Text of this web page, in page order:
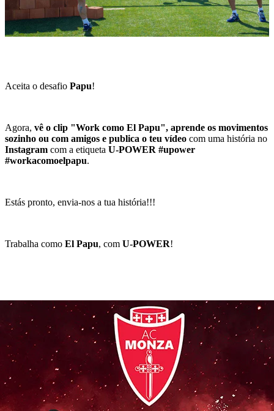
Aceita o desafio Papu!
Agora, vê o clip "Work como El Papu", aprende os movimentos
sozinho ou com amigos e publica o teu vídeo com uma história no
Instagram com a etiqueta U-POWER #upower
#workacomoelpapu.
Estás pronto, envia-nos a tua história!!!
Trabalha como El Papu, com U-POWER!